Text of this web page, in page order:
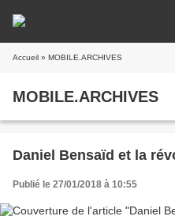
Accueil » MOBILE.ARCHIVES
MOBILE.ARCHIVES
Daniel Bensaïd et la
Publié le 27/01/2018 à 10:55